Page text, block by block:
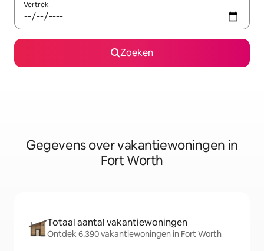
Vertrek
Zoeken
Gegevens over vakantiewoningen in
Fort Worth
Totaal aantal vakantiewoningen
Ontdek 6.390 vakantiewoningen in Fort Worth